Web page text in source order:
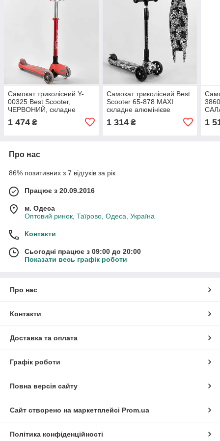
Самокат триколісний Y-
00325 Best Scooter,
ЧЕРВОНИЙ, складне
колеса PU зі світлом, d =
1 474 ₴
Самокат триколісний Best
Scooter 65-878 MAXI
складне алюмінієве
світлом, переднє 130 мм,
1 314₴ 1
Про нас
86% позитивних з 7 відгуків за рік
Працює з 20.09.2016
м. Одеса
Оптовий ринок, Таїрово, Одеса, Україна
Контакти
Сьогодні працює з 09:00 до 20:00
Показати весь графік роботи
Про нас
Контакти
Доставка та оплата
Графік роботи
Повна версія сайту
Сайт створено на маркетплейсі Prom.ua
Політика конфіденційності